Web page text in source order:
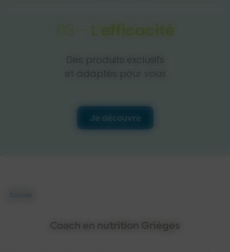
L'efficacité
Des produits exclusifs
et adaptés pour vous
Je découvre
Accueil
Coach en nutrition Grièges